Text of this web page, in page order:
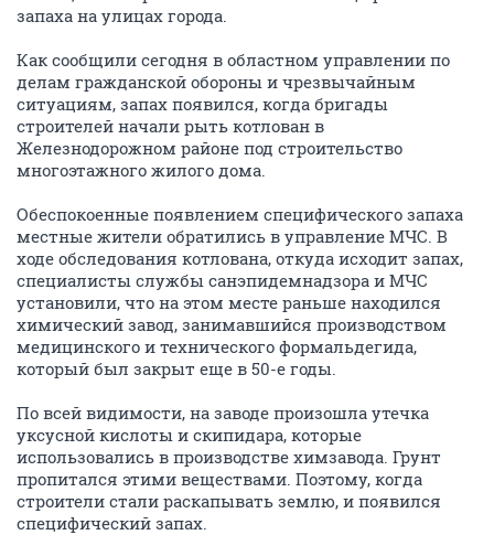
запаха на улицах города.
Как сообщили сегодня в областном управлении по
делам гражданской обороны и чрезвычайным
ситуациям, запах появился, когда бригады
строителей начали рыть котлован в
Железнодорожном районе под строительство
многоэтажного жилого дома.
Обеспокоенные появлением специфического запаха
местные жители обратились в управление МЧС. В
ходе обследования котлована, откуда исходит запах,
специалисты службы санэпидемнадзора и МЧС
установили, что на этом месте раньше находился
химический завод, занимавшийся производством
медицинского и технического формальдегида,
который был закрыт еще в 50-е годы.
По всей видимости, на заводе произошла утечка
уксусной кислоты и скипидара, которые
использовались в производстве химзавода. Грунт
пропитался этими веществами. Поэтому, когда
строители стали раскапывать землю, и появился
специфический запах.